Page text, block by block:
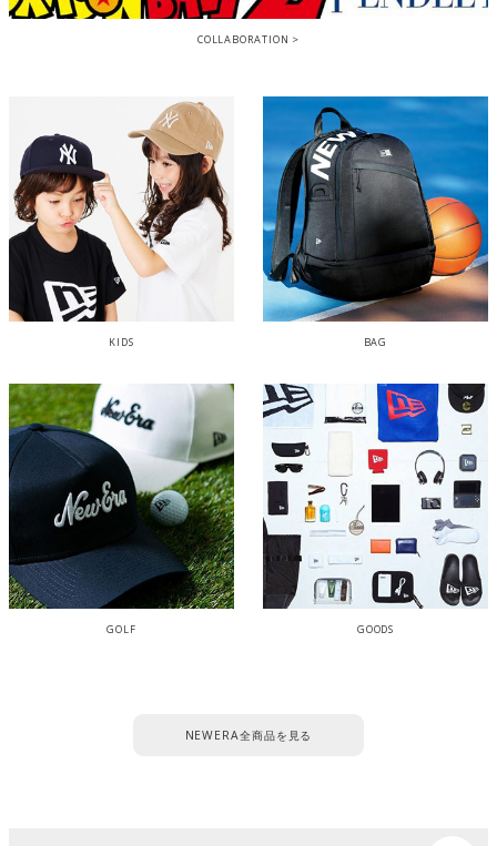
COLLABORATION
KIDS BAG
GOLF GOODS
NEWERA全商品を見る